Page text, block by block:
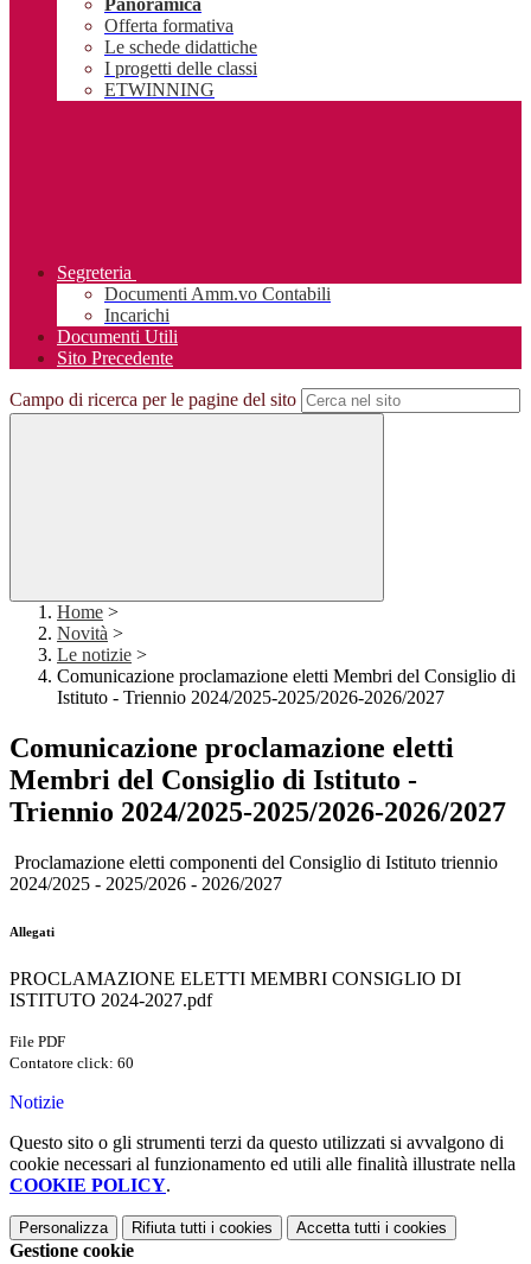
Panoramica
Offerta formativa
Le schede didattiche
I progetti delle classi
ETWINNING
Segreteria
Documenti Amm.vo Contabili
Incarichi
Documenti Utili
Sito Precedente
Campo di ricerca per le pagine del sito
Home >
Novità >
Le notizie >
Comunicazione proclamazione eletti Membri del Consiglio di
Istituto - Triennio 2024/2025-2025/2026-2026/2027
Comunicazione proclamazione eletti
Membri del Consiglio di Istituto -
Triennio 2024/2025-2025/2026-2026/2027
Proclamazione eletti componenti del Consiglio di Istituto triennio
2024/2025 - 2025/2026 - 2026/2027
Allegati
PROCLAMAZIONE ELETTI MEMBRI CONSIGLIO DI
ISTITUTO 2024-2027.pdf
File PDF
Contatore click: 60
Notizie
Questo sito o gli strumenti terzi da questo utilizzati si avvalgono di
cookie necessari al funzionamento ed utili alle finalità illustrate nella
COOKIE POLICY.
Personalizza Rifiuta tutti i cookies Accetta tutti i cookies
Gestione cookie